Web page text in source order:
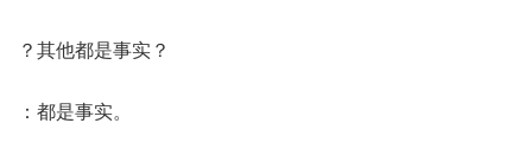
？其他都是事实？
：都是事实。